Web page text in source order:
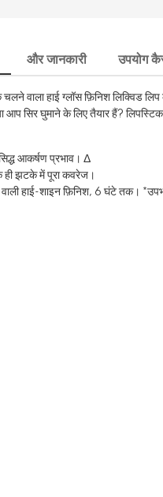
और जानकारी उपयोग
वाला हाई ग्लॉस फ़िनिश लिक्विड
सिर घुमाने के लिए तैयार हैं?
आकर्षण प्रभाव। Δ
झटके में पूरा कवरेज।
हाई-शाइन फ़िनिश, 6 घंटे तक।